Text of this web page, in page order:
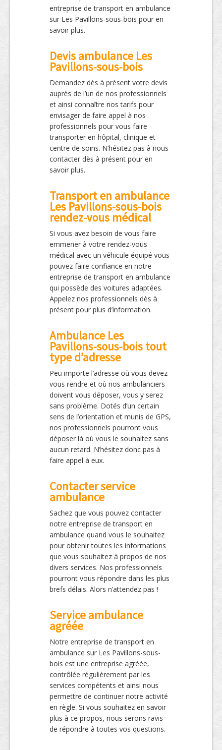
entreprise de transport en ambulance
sur Les Pavillons-sous-bois pour en
savoir plus.
Devis ambulance Les
Pavillons-sous-bois
Demandez dès à présent votre devis
auprès de l’un de nos professionnels
et ainsi connaître nos tarifs pour
envisager de faire appel à nos
professionnels pour vous faire
transporter en hôpital, clinique et
centre de soins. N’hésitez pas à nous
contacter dès à présent pour en
savoir plus.
Transport en ambulance
Les Pavillons-sous-bois
rendez-vous médical
Si vous avez besoin de vous faire
emmener à votre rendez-vous
médical avec un véhicule équipé vous
pouvez faire confiance en notre
entreprise de transport en ambulance
qui possède des voitures adaptées.
Appelez nos professionnels dès à
présent pour plus d’information.
Ambulance Les
Pavillons-sous-bois tout
type d’adresse
Peu importe l’adresse où vous devez
vous rendre et où nos ambulanciers
doivent vous déposer, vous y serez
sans problème. Dotés d’un certain
sens de l’orientation et munis de GPS,
nos professionnels pourront vous
déposer là où vous le souhaitez sans
aucun retard. N’hésitez donc pas à
faire appel à eux.
Contacter service
ambulance
Sachez que vous pouvez contacter
notre entreprise de transport en
ambulance quand vous le souhaitez
pour obtenir toutes les informations
que vous souhaitez à propos de nos
divers services. Nos professionnels
pourront vous répondre dans les plus
brefs délais. Alors n’attendez pas !
Service ambulance
agréée
Notre entreprise de transport en
ambulance sur Les Pavillons-sous-
bois est une entreprise agréée,
contrôlée régulièrement par les
services compétents et ainsi nous
permettre de continuer notre activité
en règle. Si vous souhaitez en savoir
plus à ce propos, nous serons ravis
de répondre à toutes vos questions.